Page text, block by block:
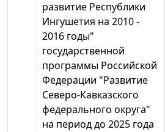
развитие Республики
Ингушетия на 2010 -
2016 годы"
государственной
программы Российской
Федерации "Развитие
Северо-Кавказского
федерального округа"
на период до 2025 года